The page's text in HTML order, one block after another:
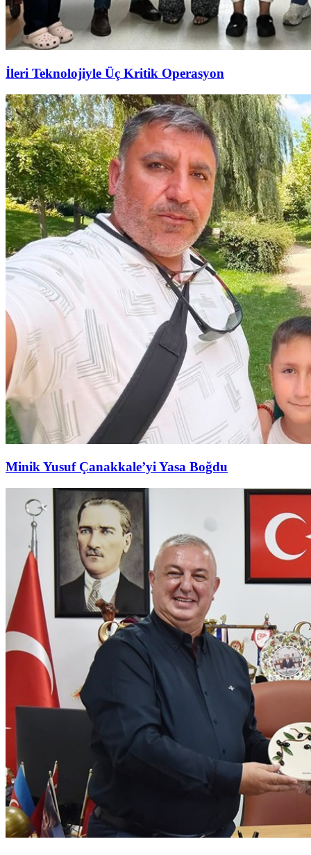
İleri Teknolojiyle Üç Kritik Operasyon
Minik Yusuf Çanakkale’yi Yasa Boğdu